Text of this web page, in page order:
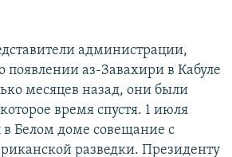
администрации,
появлении аз-Завахири в Кабуле
месяцев назад, они были
время спустя. 1 июля
в Белом доме совещание с
разведки. Президенту